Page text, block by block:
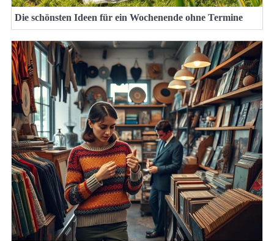
Die schönsten Ideen für ein Wochenende ohne Termine